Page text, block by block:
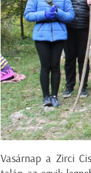
Vasárnap a Zirci